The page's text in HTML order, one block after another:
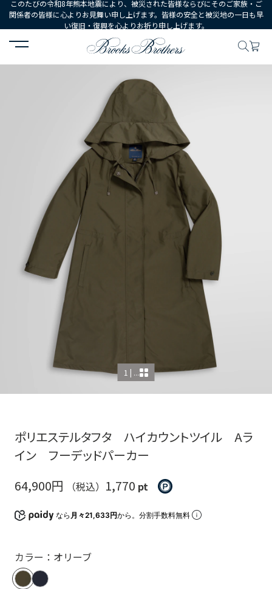
このたびの令和8年熊本地震により、被災された皆様ならびにそのご家族・ご
関係者の皆様に心よりお見舞い申し上げます。皆様の安全と被災地の一日も早
い復旧・復興を心よりお祈り申し上げます。
HOME ウェア アウターウェア ポリエステルタフタ
1 | ...
ポリエステルタフタ ハイカウントツイル Aラ
イン フーデッドパーカー
64,900円
（税込） 1,770 pt
なら 月々21,633円から。分割手数料無料
カラー：オリーブ